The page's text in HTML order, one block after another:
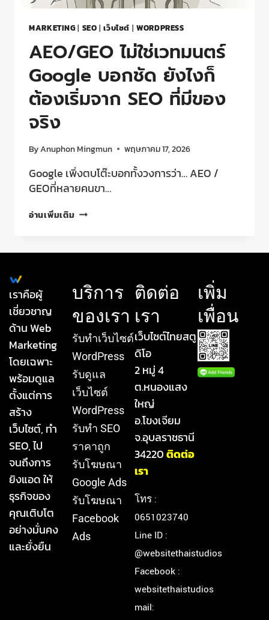
MARKETING| SEO |เว็บไซต์ |WORDPRESS
AEO/GEO ไม่ใช่เวทมนตร์
Google บอกชัด ยังไงก็
ต้องเริ่มจาก SEO ที่มีของ
จริง
ByAnuphon Mingmun พฤษภาคม 17, 2026
Google เพิ่งตบโต๊ะบอกทั้งวงการว่า… AEO /
GEOที่หลายคนขา…
อ่านเพิ่มเติม
เราคือผู้
เชี่ยวชาญ
ด้าน Web
Marketing
โดยเฉพาะ
พร้อมดูแล
ตั้งแต่การ
สร้าง
เว็บไซต์, ทำ
SEO, ไป
จนถึงการ
ยิงแอด ให้
ธุรกิจของ
คุณเติบโต
อย่างมั่นคง
และยั่งยืน
บริการ
ของเรา
รับทําเว็บไซต์
WordPress
รับดูแล
เว็บไซต์
WordPress
รับทำ SEO
ราคาถูก
รับโฆษณา
Google Ads
รับโฆษณา
Facebook
Ads
ติดต่อ
เรา
เว็บไซต์ไทยสตู
ดิโอ
2 หมู่ 4
ต.หนองแสง
ใหญ่
อ.โขงเจียม
จ.อุบลราชธานี
34220ติดต่อ
เรา
โทร :
0651023740
Line ID :
@websitethaistudios
Facebook :
websitethaistudios
mail:
เพิ่ม
เพื่อน